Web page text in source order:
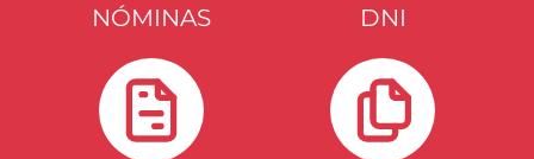
NÓMINAS
DNI